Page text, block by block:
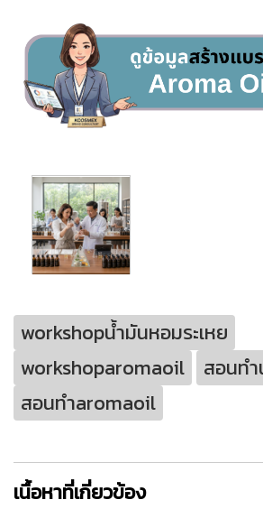
workshopน้ำมันหอมระเหย
workshoparomaoil
สอนทำ
สอนทำaromaoil
เนื้อหาที่เกี่ยวข้อง